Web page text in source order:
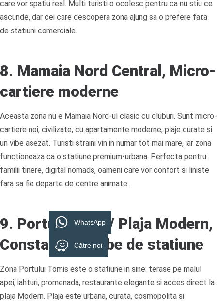
care vor spatiu real. Multi turisti o ocolesc pentru ca nu stiu ce
ascunde, dar cei care descopera zona ajung sa o prefere fata
de statiuni comerciale.
8. Mamaia Nord Central, Micro-
cartiere moderne
Aceasta zona nu e Mamaia Nord-ul clasic cu cluburi. Sunt micro-
cartiere noi, civilizate, cu apartamente moderne, plaje curate si
un vibe asezat. Turisti straini vin in numar tot mai mare, iar zona
functioneaza ca o statiune premium-urbana. Perfecta pentru
familii tinere, digital nomads, oameni care vor confort si liniste
fara sa fie departe de centre animate.
9. Portul Tomis / Plaja Modern,
Constanta cu vibe de statiune
Zona Portului Tomis este o statiune in sine: terase pe malul
apei, iahturi, promenada, restaurante elegante si acces direct la
plaja Modern. Plaja este urbana, curata, cosmopolita si
WhatsApp
Către noi